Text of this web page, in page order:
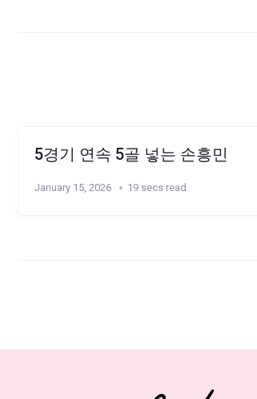
5경기 연속 5골 넣는 손흥민
January 15, 2026 19 secs read